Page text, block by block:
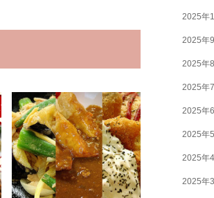
2025年
2025年
2025年
2025年
2025年
2025年
2025年
2025年